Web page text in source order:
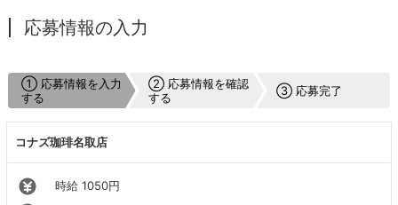
応募情報の入力
① 応募情報を入力
する
② 応募情報を確認
する
③ 応募完了
コナズ珈琲名取店
時給 1050円